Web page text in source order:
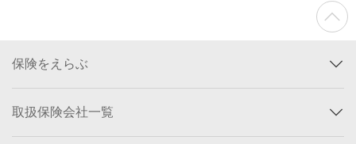
保険をえらぶ
取扱保険会社一覧